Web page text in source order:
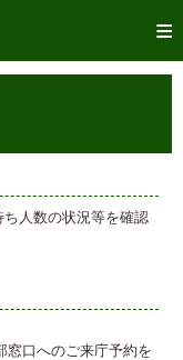
ち人数の状況等を確認
口へのご来庁予約を